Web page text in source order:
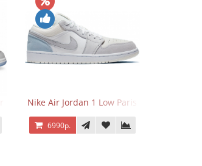
Nike Air Jordan 1 Low Paris
6990р.